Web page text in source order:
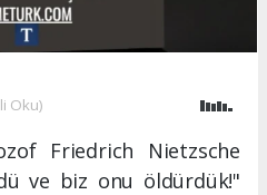
Oku)
Friedrich Nietzsche
ve biz onu öldürdük!"